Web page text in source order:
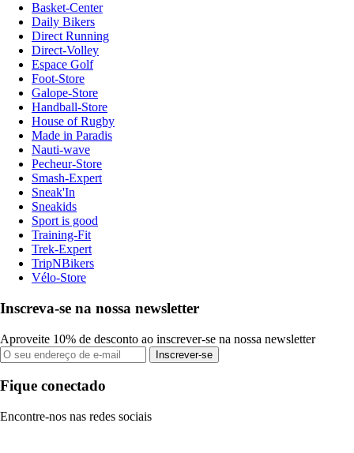
Basket-Center
Daily Bikers
Direct Running
Direct-Volley
Espace Golf
Foot-Store
Galope-Store
Handball-Store
House of Rugby
Made in Paradis
Nauti-wave
Pecheur-Store
Smash-Expert
Sneak'In
Sneakids
Sport is good
Training-Fit
Trek-Expert
TripNBikers
Vélo-Store
Inscreva-se na nossa newsletter
Aproveite 10% de desconto ao inscrever-se na nossa newsletter
Inscrever-se
Fique conectado
Encontre-nos nas redes sociais